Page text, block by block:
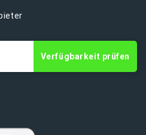
Verfügbarkeit prüfen